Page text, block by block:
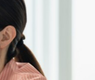
？
描くことを題材に
ました。それで、0
なりながらも、
、江原は「意外な
きした上で、具体
上げるようだけれ